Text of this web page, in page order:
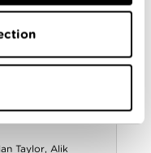
Murphy,Jordi
,Michelle Fairley,
Holland
of Thrones -
Taylor, Alik